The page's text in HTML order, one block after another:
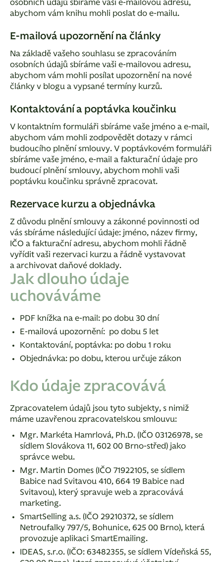
osobních údajů sbíráme vaši e-mailovou adresu,
abychom vám knihu mohli poslat do e-mailu.
E-mailová upozornění na články
Na základě vašeho souhlasu se zpracováním
osobních údajů sbíráme vaši e-mailovou adresu,
abychom vám mohli posílat upozornění na nové
články v blogu a vypsané termíny kurzů.
Kontaktování a poptávka koučinku
V kontaktním formuláři sbíráme vaše jméno a e-mail,
abychom vám mohli zodpovědět dotazy v rámci
budoucího plnění smlouvy. V poptávkovém formuláři
sbíráme vaše jméno, e-mail a fakturační údaje pro
budoucí plnění smlouvy, abychom mohli vaši
poptávku koučinku správně zpracovat.
Rezervace kurzu a objednávka
Z důvodu plnění smlouvy a zákonné povinnosti od
vás sbíráme následující údaje: jméno, název firmy,
IČO a fakturační adresu, abychom mohli řádně
vyřídit vaši rezervaci kurzu a řádně vystavovat
a archivovat daňové doklady.
Jak dlouho údaje
uchováváme
PDF knížka na e-mail: po dobu 30 dní
E-mailová upozornění: po dobu 5 let
Kontaktování, poptávka: po dobu 1 roku
Objednávka: po dobu, kterou určuje zákon
Kdo údaje zpracovává
Zpracovatelem údajů jsou tyto subjekty, s nimiž
máme uzavřenou zpracovatelskou smlouvu:
Mgr. Markéta Hamrlová, Ph.D. (IČO 03126978, se
sídlem Slovákova 11, 602 00 Brno-střed) jako
správce webu.
Mgr. Martin Domes (IČO 71922105, se sídlem
Babice nad Svitavou 410, 664 19 Babice nad
Svitavou), který spravuje web a zpracovává
marketing.
SmartSelling a.s. (IČO 29210372, se sídlem
Netroufalky 797/5, Bohunice, 625 00 Brno), která
provozuje aplikaci SmartEmailing.
IDEAS, s.r.o. (IČO: 63482355, se sídlem Vídeňská 55,